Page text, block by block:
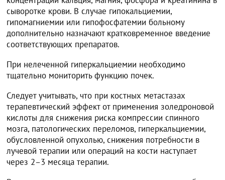
сыворотке крови. В случае гипокальциемии,
гипомагниемии или гипофосфатемии больному
дополнительно назначают кратковременное введение
соответствующих препаратов.
При нелеченной гиперкальциемии необходимо
тщательно мониторить функцию почек.
Следует учитывать, что при костных метастазах
терапевтический эффект от применения золедроновой
кислоты для снижения риска компрессии спинного
мозга, патологических переломов, гиперкальциемии,
обусловленной опухолью, снижения потребности в
лучевой терапии или операций на кости наступает
через 2–3 месяца терапии.